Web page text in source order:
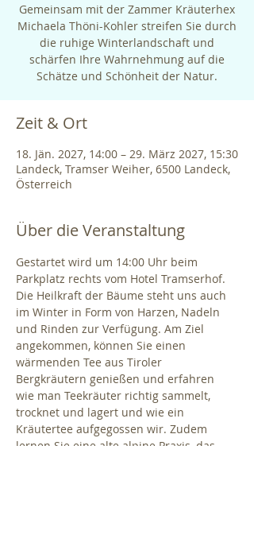
Gemeinsam mit der Zammer Kräuterhex
Michaela Thöni-Kohler streifen Sie durch
die ruhige Winterlandschaft und
schärfen Ihre Wahrnehmung auf die
Schätze und Schönheit der Natur.
Zeit & Ort
18. Jän. 2027, 14:00 – 29. März 2027, 15:30
Landeck, Tramser Weiher, 6500 Landeck,
Österreich
Über die Veranstaltung
Gestartet wird um 14:00 Uhr beim
Parkplatz rechts vom Hotel Tramserhof.
Die Heilkraft der Bäume steht uns auch
im Winter in Form von Harzen, Nadeln
und Rinden zur Verfügung. Am Ziel
angekommen, können Sie einen
wärmenden Tee aus Tiroler
Bergkräutern genießen und erfahren
wie man Teekräuter richtig sammelt,
trocknet und lagert und wie ein
Kräutertee aufgegossen wir. Zudem
lernen Sie eine alte alpine Praxis, das